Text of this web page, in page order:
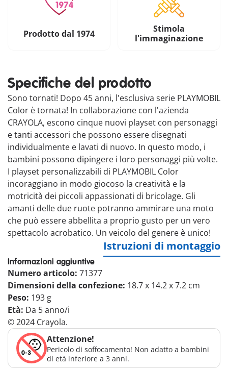
Prodotto dal 1974
Stimola
l'immaginazione
Specifiche del prodotto
Sono tornati! Dopo 45 anni, l'esclusiva serie PLAYMOBIL
Color è tornata! In collaborazione con l'azienda
CRAYOLA, escono cinque nuovi playset con personaggi
e tanti accessori che possono essere disegnati
individualmente e lavati di nuovo. In questo modo, i
bambini possono dipingere i loro personaggi più volte.
I playset personalizzabili di PLAYMOBIL Color
incoraggiano in modo giocoso la creatività e la
motricità dei piccoli appassionati di bricolage. Gli
amanti delle due ruote potranno ammirare una moto
che può essere abbellita a proprio gusto per un vero
spettacolo acrobatico. Un veicolo del genere è unico!
Istruzioni di montaggio
Informazioni aggiuntive
Numero articolo: 71377
Dimensioni della confezione: 18.7 x 14.2 x 7.2 cm
Peso: 193 g
Età: Da 5 anno/i
© 2024 Crayola.
Attenzione!
Pericolo di soffocamento! Non adatto a bambini
di età inferiore a 3 anni.